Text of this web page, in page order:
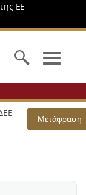
ΕΕ
Μετάφραση